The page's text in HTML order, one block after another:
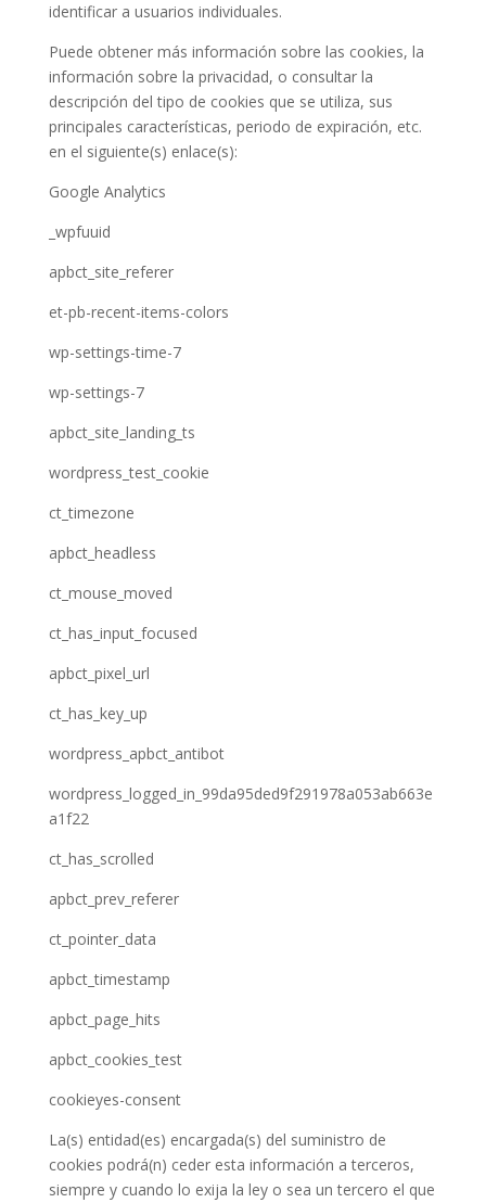
identificar a usuarios individuales.
Puede obtener más información sobre las cookies, la
información sobre la privacidad, o consultar la
descripción del tipo de cookies que se utiliza, sus
principales características, periodo de expiración, etc.
en el siguiente(s) enlace(s):
Google Analytics
_wpfuuid
apbct_site_referer
et-pb-recent-items-colors
wp-settings-time-7
wp-settings-7
apbct_site_landing_ts
wordpress_test_cookie
ct_timezone
apbct_headless
ct_mouse_moved
ct_has_input_focused
apbct_pixel_url
ct_has_key_up
wordpress_apbct_antibot
wordpress_logged_in_99da95ded9f291978a053ab663e
a1f22
ct_has_scrolled
apbct_prev_referer
ct_pointer_data
apbct_timestamp
apbct_page_hits
apbct_cookies_test
cookieyes-consent
La(s) entidad(es) encargada(s) del suministro de
cookies podrá(n) ceder esta información a terceros,
siempre y cuando lo exija la ley o sea un tercero el que